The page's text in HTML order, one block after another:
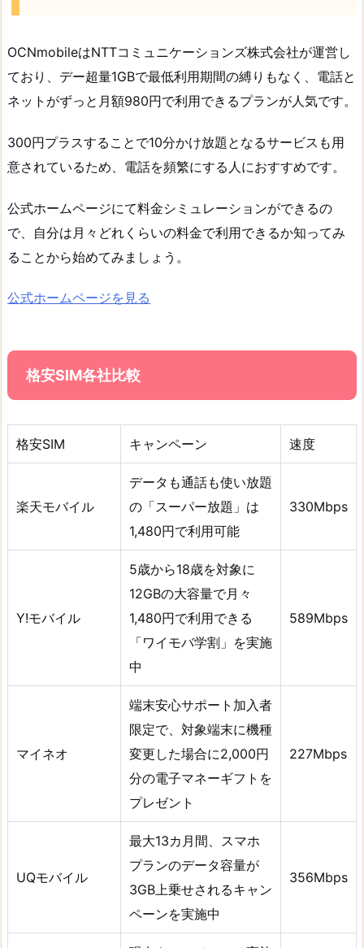
OCNmobileはNTTコミュニケーションズ株式会社が運営し
ており、デー超量1GBで最低利用期間の縛りもなく、電話と
ネットがずっと月額980円で利用できるプランが人気です。
300円プラスすることで10分かけ放題となるサービスも用
意されているため、電話を頻繁にする人におすすめです。
公式ホームページにて料金シミュレーションができるの
で、自分は月々どれくらいの料金で利用できるか知ってみ
ることから始めてみましょう。
公式ホームページを見る
格安SIM各社比較
格安SIM キャンペーン 速度
楽天モバイル
データも通話も使い放題
の「スーパー放題」は
1,480円で利用可能
330Mbps
Y!モバイル
5歳から18歳を対象に
12GBの大容量で月々
1,480円で利用できる
「ワイモバ学割」を実施
中
589Mbps
マイネオ
端末安心サポート加入者
限定で、対象端末に機種
変更した場合に2,000円
分の電子マネーギフトを
プレゼント
227Mbps
UQモバイル
最大13カ月間、スマホ
プランのデータ容量が
3GB上乗せされるキャン
ペーンを実施中
356Mbps